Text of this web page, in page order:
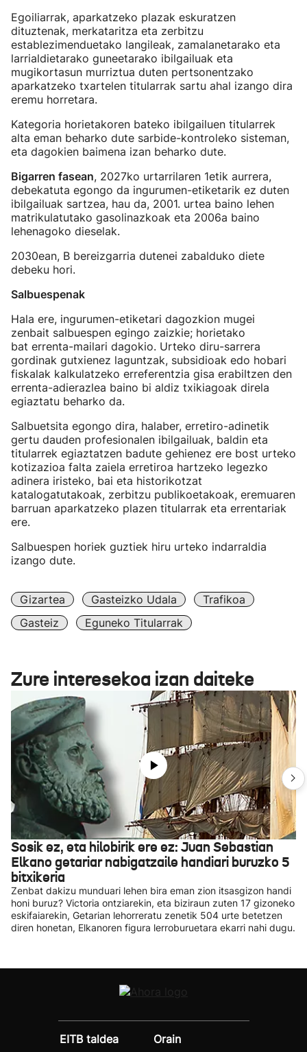
Egoiliarrak, aparkatzeko plazak eskuratzen
dituztenak, merkataritza eta zerbitzu
establezimenduetako langileak, zamalanetarako eta
larrialdietarako guneetarako ibilgailuak eta
mugikortasun murriztua duten pertsonentzako
aparkatzeko txartelen titularrak sartu ahal izango dira
eremu horretara.
Kategoria horietakoren bateko ibilgailuen titularrek
alta eman beharko dute sarbide-kontroleko sisteman,
eta dagokien baimena izan beharko dute.
Bigarren fasean, 2027ko urtarrilaren 1etik aurrera,
debekatuta egongo da ingurumen-etiketarik ez duten
ibilgailuak sartzea, hau da, 2001. urtea baino lehen
matrikulatutako gasolinazkoak eta 2006a baino
lehenagoko dieselak.
2030ean, B bereizgarria dutenei zabalduko diete
debeku hori.
Salbuespenak
Hala ere, ingurumen-etiketari dagozkion mugei
zenbait salbuespen egingo zaizkie; horietako
bat errenta-mailari dagokio. Urteko diru-sarrera
gordinak gutxienez laguntzak, subsidioak edo hobari
fiskalak kalkulatzeko erreferentzia gisa erabiltzen den
errenta-adierazlea baino bi aldiz txikiagoak direla
egiaztatu beharko da.
Salbuetsita egongo dira, halaber, erretiro-adinetik
gertu dauden profesionalen ibilgailuak, baldin eta
titularrek egiaztatzen badute gehienez ere bost urteko
kotizazioa falta zaiela erretiroa hartzeko legezko
adinera iristeko, bai eta historikotzat
katalogatutakoak, zerbitzu publikoetakoak, eremuaren
barruan aparkatzeko plazen titularrak eta errentariak
ere.
Salbuespen horiek guztiek hiru urteko indarraldia
izango dute.
Gizartea Gasteizko Udala
Trafikoa
Gasteiz
Eguneko Titularrak
Zure interesekoa izan daiteke
Sosik ez, eta hilobirik ere ez: Juan Sebastian
Elkano getariar nabigatzaile handiari buruzko 5
bitxikeria
Zenbat dakizu munduari lehen bira eman zion itsasgizon handi
honi buruz? Victoria ontziarekin, eta biziraun zuten 17 gizoneko
eskifaiarekin, Getarian lehorreratu zenetik 504 urte betetzen
diren honetan, Elkanoren figura lerroburuetara ekarri nahi dugu.
EITB taldea Orain